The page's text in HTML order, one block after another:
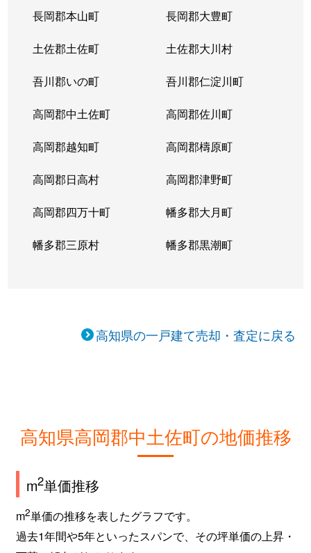
長岡郡本山町 長岡郡大豊町
土佐郡土佐町 土佐郡大川村
吾川郡いの町 吾川郡仁淀川町
高岡郡中土佐町 高岡郡佐川町
高岡郡越知町 高岡郡檮原町
高岡郡日高村 高岡郡津野町
高岡郡四万十町 幡多郡大月町
幡多郡三原村 幡多郡黒潮町
高知県の一戸建て売却・査定に戻る
高知県高岡郡中土佐町の地価推移
m2単価推移
m2単価の推移を表したグラフです。
過去1年間や5年といったスパンで、その坪単価の上昇・